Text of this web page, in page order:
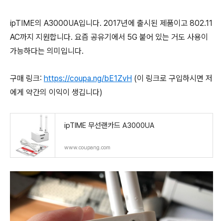
ipTIME의 A3000UA입니다. 2017년에 출시된 제품이고 802.11
AC까지 지원합니다. 요즘 공유기에서 5G 붙어 있는 거도 사용이
가능하다는 의미입니다.
구매 링크: https://coupa.ng/bE1ZvH (이 링크로 구입하시면 저
에게 약간의 이익이 생깁니다)
ipTIME 무선랜카드 A3000UA
www.coupang.com